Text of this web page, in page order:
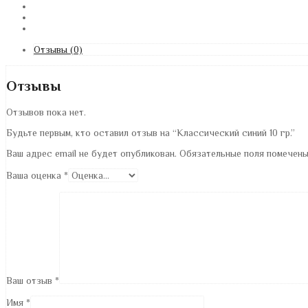
Отзывы (0)
Отзывы
Отзывов пока нет.
Будьте первым, кто оставил отзыв на “Классический синий 10 гр.”
Ваш адрес email не будет опубликован. Обязательные поля
Ваша оценка *
Ваш отзыв *
Имя *